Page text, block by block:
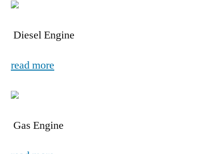
Diesel Engine
read more
Gas Engine